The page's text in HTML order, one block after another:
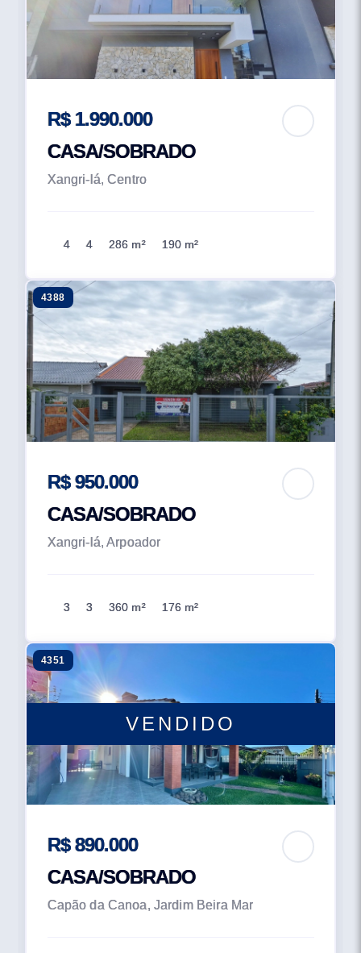
R$ 1.990.000
CASA/SOBRADO
Xangri-lá, Centro
4 4 286 m² 190 m²
4388
R$ 950.000
CASA/SOBRADO
Xangri-lá, Arpoador
3 3 360 m² 176 m²
VENDIDO
4351
R$ 890.000
CASA/SOBRADO
Capão da Canoa, Jardim Beira Mar